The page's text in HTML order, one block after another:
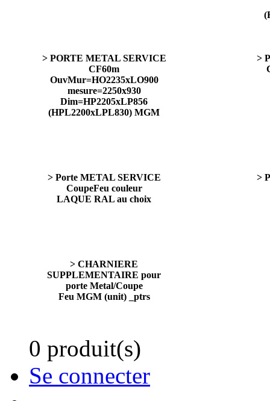
> PORTE METAL SERVICE
CF60m
OuvMur=HO2235xLO900
mesure=2250x930
Dim=HP2205xLP856
(HPL2200xLPL830) MGM
>
> Porte METAL SERVICE
CoupeFeu couleur
LAQUE RAL au choix
>
> CHARNIERE
SUPPLEMENTAIRE pour
porte Metal/Coupe
Feu MGM (unit) _ptrs
0 produit(s)
Se connecter